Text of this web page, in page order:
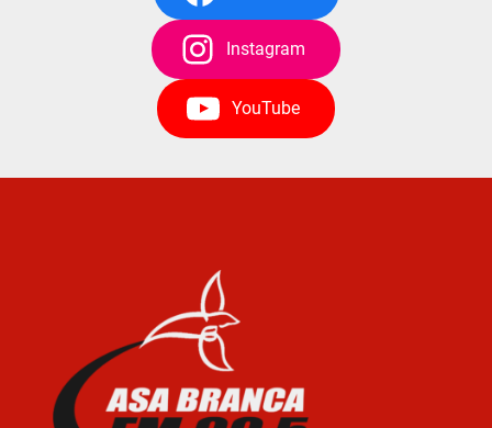
Instagram
YouTube